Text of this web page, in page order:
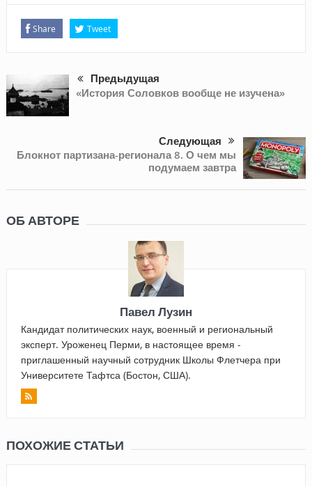
Share Tweet
Предыдущая
«История Соловков вообще не изучена»
Следующая
Блокнот партизана-регионала 8. О чем мы
подумаем завтра
ОБ АВТОРЕ
Павел Лузин
Кандидат политических наук, военный и региональный
эксперт. Уроженец Перми, в настоящее время -
приглашенный научный сотрудник Школы Флетчера при
Университете Тафтса (Бостон, США).
ПОХОЖИЕ СТАТЬИ